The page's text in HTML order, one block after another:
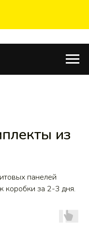
из
панелей
коробки за 2-3 дня.